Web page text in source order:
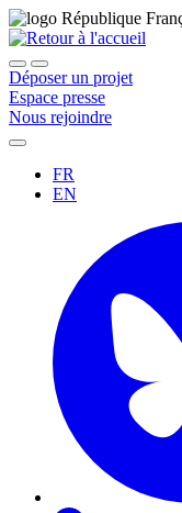
Déposer un projet
Espace presse
Nous rejoindre
FR
EN